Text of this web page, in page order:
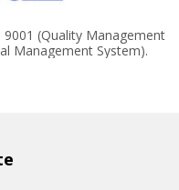
(Quality Management
Management System).